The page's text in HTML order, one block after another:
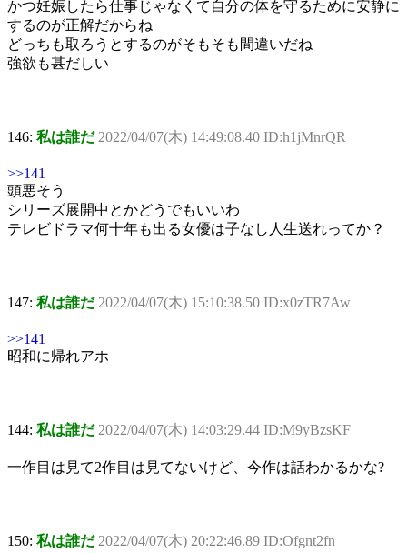
かつ妊娠したら仕事じゃなくて自分の体を守るために安静に
するのが正解だからね
どっちも取ろうとするのがそもそも間違いだね
強欲も甚だしい
146: 私は誰だ 2022/04/07(木) 14:49:08.40 ID:h1jMnrQR
>>141
頭悪そう
シリーズ展開中とかどうでもいいわ
テレビドラマ何十年も出る女優は子なし人生送れってか？
147: 私は誰だ 2022/04/07(木) 15:10:38.50 ID:x0zTR7Aw
>>141
昭和に帰れアホ
144: 私は誰だ 2022/04/07(木) 14:03:29.44 ID:M9yBzsKF
一作目は見て2作目は見てないけど、今作は話わかるかな?
150: 私は誰だ 2022/04/07(木) 20:22:46.89 ID:Ofgnt2fn